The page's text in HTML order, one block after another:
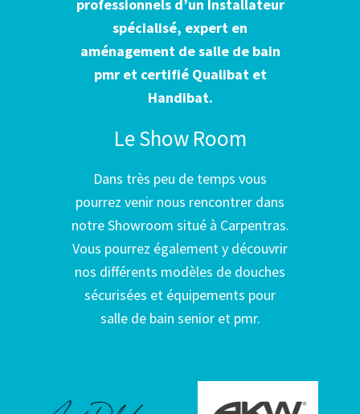
professionnels d’un Installateur
spécialisé, expert en
aménagement de salle de bain
pmr et certifié Qualibat et
Handibat.
Le Show Room
Dans très peu de temps vous
pourrez venir nous rencontrer dans
notre Showroom situé à Carpentras.
Vous pourrez également y découvrir
nos différents modèles de douches
sécurisées et équipements pour
salle de bain senior et pmr.